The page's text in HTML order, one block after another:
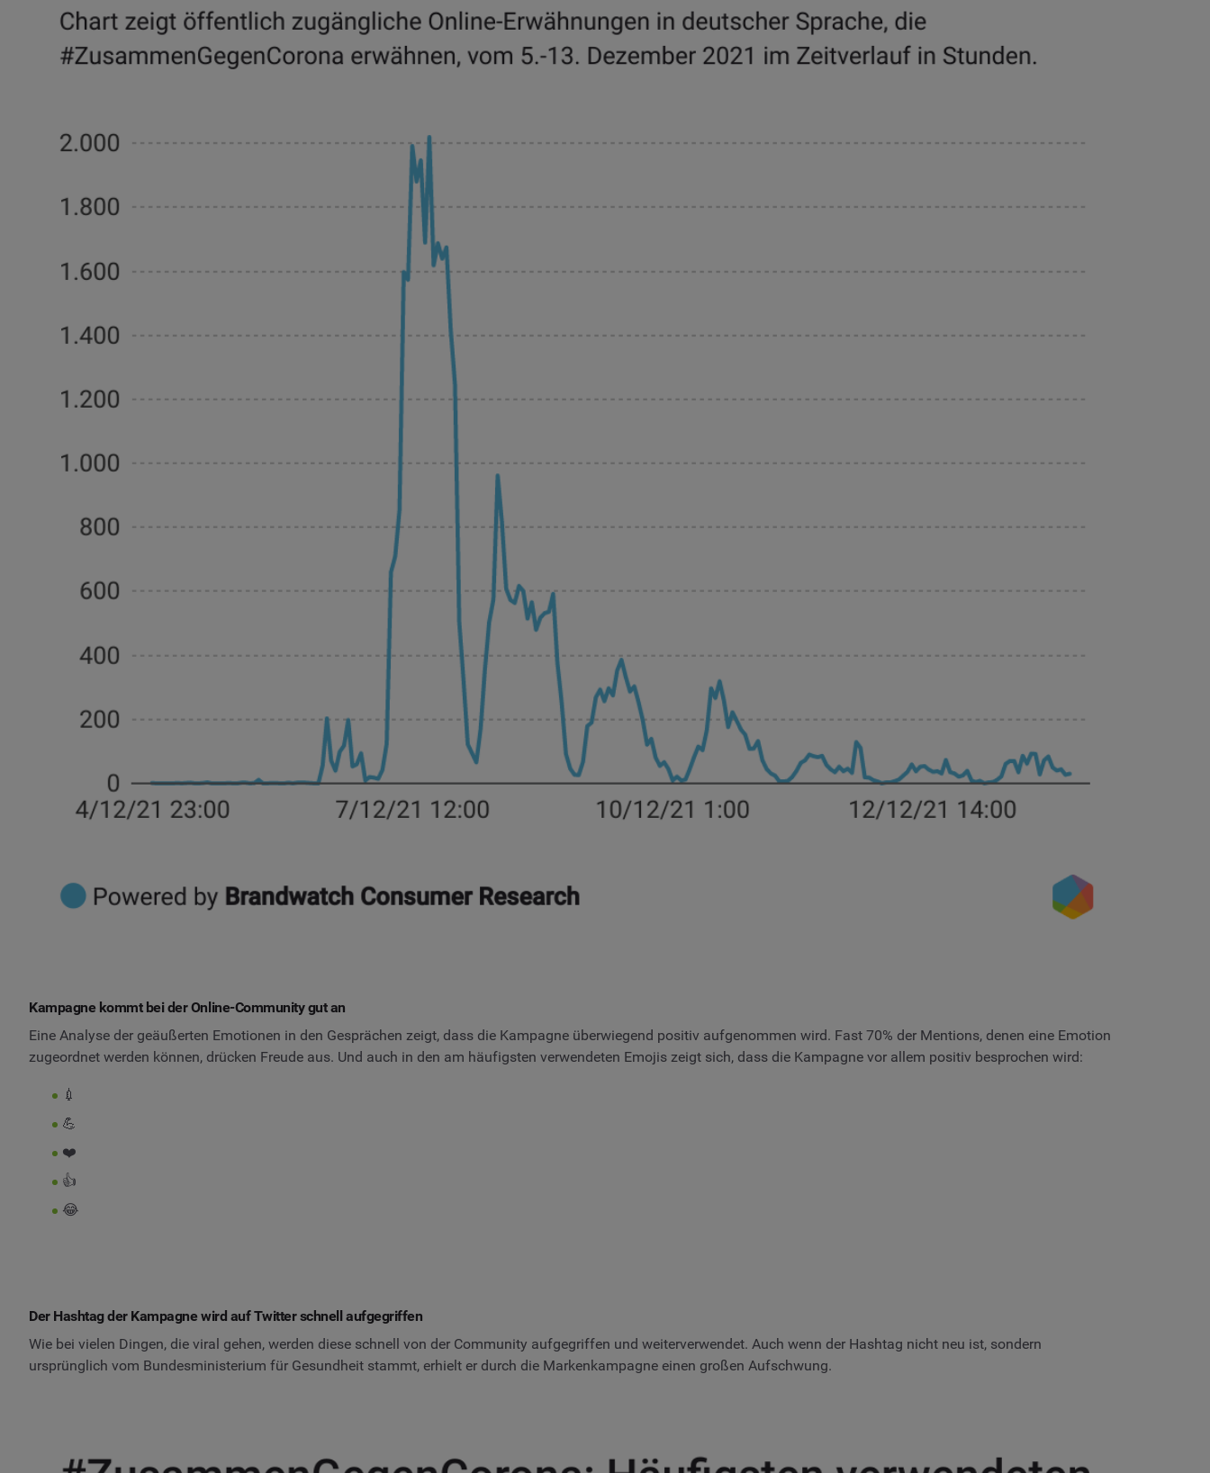
Kampagne kommt bei der Online-Community gut an
Eine Analyse der geäußerten Emotionen in den Gesprächen zeigt, dass die Kampagne überwiegend positiv aufgenommen wird. Fast 70% der Mentions, denen eine Emotion
zugeordnet werden können, drücken Freude aus. Und auch in den am häufigsten verwendeten Emojis zeigt sich, dass die Kampagne vor allem positiv besprochen wird:
💉
💪
❤️
👍
😂
Der Hashtag der Kampagne wird auf Twitter schnell aufgegriffen
Wie bei vielen Dingen, die viral gehen, werden diese schnell von der Community aufgegriffen und weiterverwendet. Auch wenn der Hashtag nicht neu ist, sondern
ursprünglich vom Bundesministerium für Gesundheit stammt, erhielt er durch die Markenkampagne einen großen Aufschwung.